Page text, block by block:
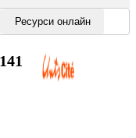
Ресурси онлайн